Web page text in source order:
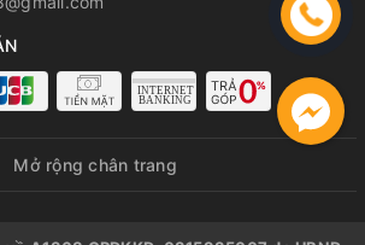
Mở rộng chân trang